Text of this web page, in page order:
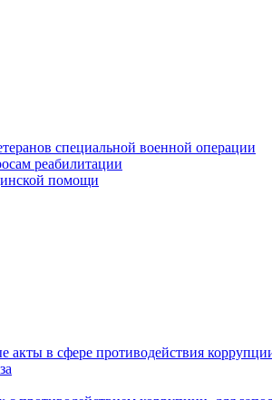
специальной военной операции
реабилитации
помощи
в сфере противодействия